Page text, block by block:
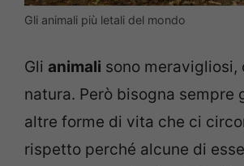
Gli animali più letali del mondo
Gli animali sono meravigliosi,
natura. Però bisogna sempre
altre forme di vita che ci
rispetto perché alcune di